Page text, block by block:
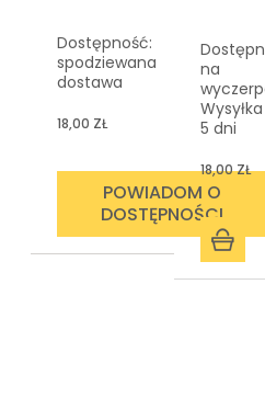
Dostępność:
spodziewana
dostawa
18,00 ZŁ
POWIADOM O
DOSTĘPNOŚCI
na
5 dni
18,00 ZŁ